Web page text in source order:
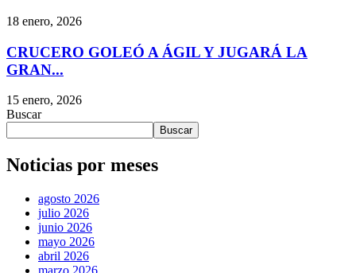
18 enero, 2026
CRUCERO GOLEÓ A ÁGIL Y JUGARÁ LA
GRAN...
15 enero, 2026
Buscar
Buscar
Noticias por meses
agosto 2026
julio 2026
junio 2026
mayo 2026
abril 2026